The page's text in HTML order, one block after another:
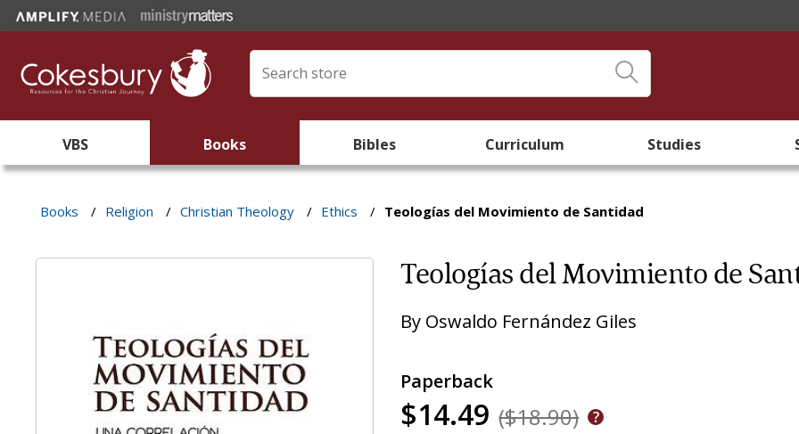
VBS Books Bibles Curriculum Studies
Books / Religion / Christian Theology / Ethics / Teologías del Movimiento de Santidad
Teologías del Movimiento de
By Oswaldo Fernández Giles
Paperback
$14.49 ($18.90)